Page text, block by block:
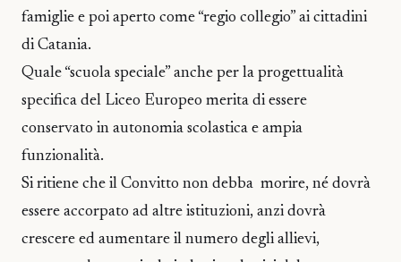
famiglie e poi aperto come “regio collegio” ai cittadini
di Catania.
Quale “scuola speciale” anche per la progettualità
specifica del Liceo Europeo merita di essere
conservato in autonomia scolastica e ampia
funzionalità.
Si ritiene che il Convitto non debba morire, né dovrà
essere accorpato ad altre istituzioni, anzi dovrà
crescere ed aumentare il numero degli allievi,